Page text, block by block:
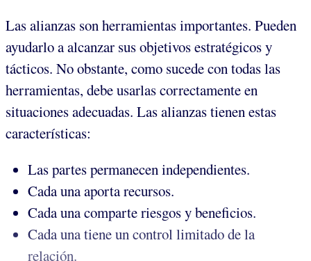
Las alianzas son herramientas importantes. Pueden
ayudarlo a alcanzar sus objetivos estratégicos y
tácticos. No obstante, como sucede con todas las
herramientas, debe usarlas correctamente en
situaciones adecuadas. Las alianzas tienen estas
características:
Las partes permanecen independientes.
Cada una aporta recursos.
Cada una comparte riesgos y beneficios.
Cada una tiene un control limitado de la
relación.